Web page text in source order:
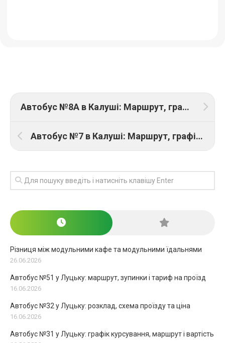
Автобус №8А в Калуші: Маршрут, графік руху та ціна проїзду
Автобус №7 в Калуші: Маршрут, графік руху та ціна проїзду
Різниця між модульними кафе та модульними їдальнями
26.06.2026
Автобус №51 у Луцьку: маршрут, зупинки і тариф на проїзд
16.06.2026
Автобус №32 у Луцьку: розклад, схема проїзду та ціна
16.06.2026
Автобус №31 у Луцьку: графік курсування, маршрут і вартість